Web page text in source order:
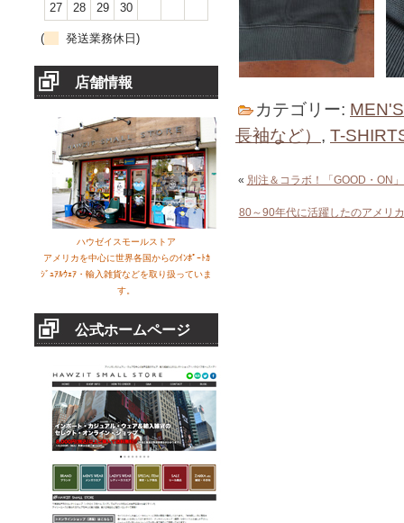
27
28 29 30
( 発送業務休日)
店舗情報
ハウゼイスモールストア
アメリカを中心に世界各国からのｲﾝﾎﾟｰﾄｶ
ｼﾞｭｱﾙｳｪｱ・輸入雑貨などを取り扱っていま
す。
公式ホームページ
カテゴリー:
長袖など） , T-
« 別注＆コラボ！「GOOD・ON
80～90年代に活躍したのアメリ